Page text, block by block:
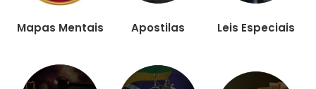
Mapas Mentais Apostilas Leis Especiais